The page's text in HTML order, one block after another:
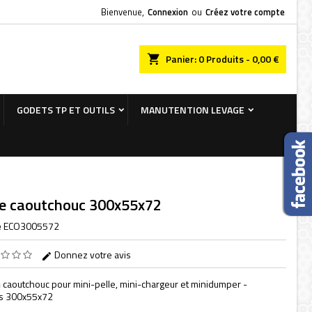
Bienvenue, Connexion ou Créez votre compte
Panier 0Produits - 0,00 €
GODETS TP ET OUTILS MANUTENTION LEVAGE
caoutchouc 300x55x72
ECO3005572
Donnez votre avis
caoutchouc pour mini-pelle, mini-chargeur et minidumper -
300x55x72